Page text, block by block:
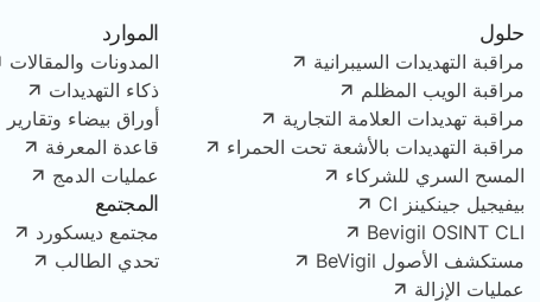
حلول
مراقبة التهديدات السيبرانية
مراقبة الويب المظلم
مراقبة تهديدات العلامة التجارية
مراقبة التهديدات بالأشعة تحت الحمراء
المسح السري للشركاء
بيفيجيل جينكينز CI
Bevigil OSINT CLI
مستكشف الأصول BeVigil
عمليات الإزالة
الموارد
المدونات والمقالات
ذكاء التهديدات
أوراق بيضاء وتقارير
قاعدة المعرفة
عمليات الدمج
المجتمع
مجتمع ديسكورد
تحدي الطالب